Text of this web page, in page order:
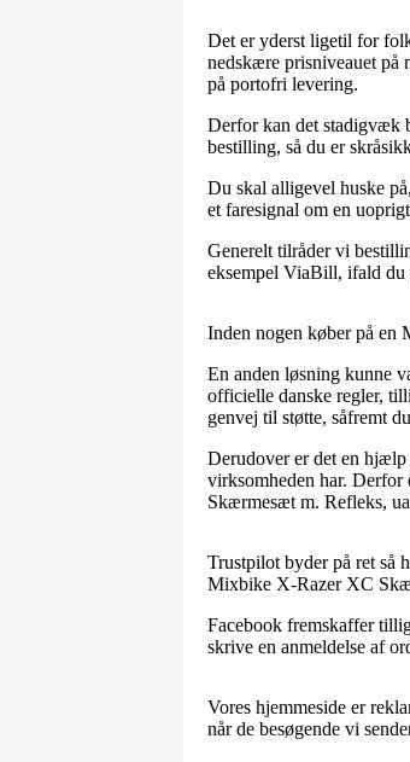
Det er yderst ligetil for
nedskære prisniveauet på
på portofri levering.
Derfor kan det stadigvæk
bestilling, så du er
Du skal alligevel huske
et faresignal om en
Generelt tilråder vi
eksempel ViaBill, ifald du
Inden nogen køber på en
En anden løsning kunne
officielle danske regler,
genvej til støtte, såfremt
Derudover er det en
virksomheden har.
Skærmesæt m. Refleks,
Trustpilot byder på ret så
Mixbike X-Razer XC
Facebook fremskaffer
skrive en anmeldelse af
Vores hjemmeside er
når de besøgende vi